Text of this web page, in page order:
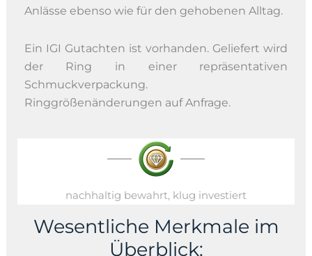
Anlässe ebenso wie für den gehobenen Alltag.
Ein IGI Gutachten ist vorhanden. Geliefert wird
der Ring in einer repräsentativen
Schmuckverpackung.
Ringgrößenänderungen auf Anfrage.
nachhaltig bewahrt, klug investiert
Wesentliche Merkmale im
Überblick: